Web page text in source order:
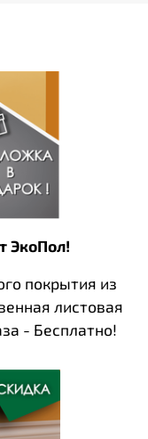
ЭкоПол!
покрытия из
листовая
- Бесплатно!